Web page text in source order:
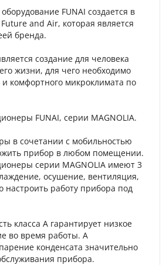
FUNAI создается в
and Air, которая является
бренда.
создание для человека
жизни, для чего необходимо
и комфортного микроклимата по
FUNAI, серии MAGNOLIA.
в сочетании с мобильностью
прибор в любом помещении.
серии MAGNOLIA имеют 3
осушение, вентиляция,
настроить работу прибора под
класса А гарантирует низкое
во время работы. А
конденсата значительно
прибора.